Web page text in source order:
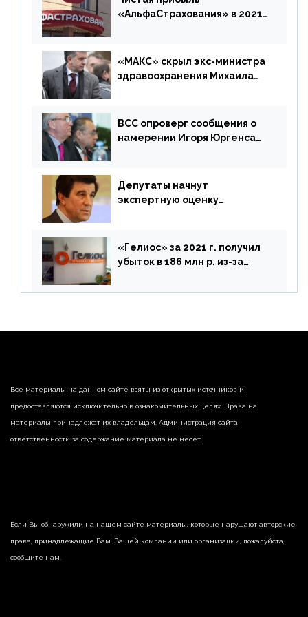
«АльфаСтрахования» в 2021
«МАКС» скрыл экс-министра
здравоохранения Михаила
ВСС опроверг сообщения о
намерении Игоря Юргенса
Депутаты начнут
экспертную оценку
«Гелиос» за 2021 г. получил
убыток в 186 млн р. из-за
реализации недвижимости
Все материалы на данном сайте взяты из открытых источников и
предоставляются исключительно в ознакомительных целях. Права на
материалы принадлежат их владельцам. Администрация сайта
ответственности за содержание материала не несет.
Если Вы обнаружили на нашем сайте материалы, которые нарушают авторские
права, принадлежащие Вам, Вашей компании или организации, пожалуйста,
сообщите нам.